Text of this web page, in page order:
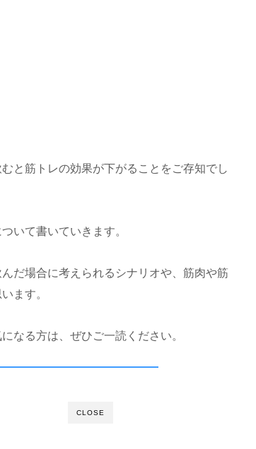
と筋トレの効果が下がることをご存知でし
いて書いていきます。
だ場合に考えられるシナリオや、筋肉や筋
ます。
なる方は、ぜひご一読ください。
CLOSE